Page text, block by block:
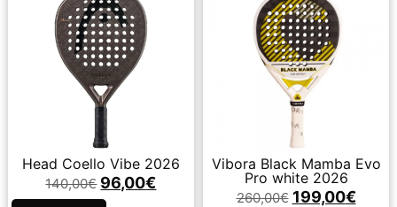
Head Coello Vibe 2026
140,00€ 96,00€
Vibora Black Mamba Evo
Pro white 2026
260,00€ 199,00€